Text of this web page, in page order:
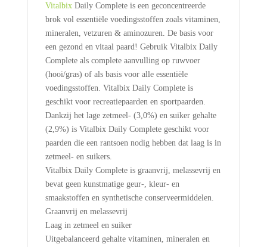
VitalbixDaily Complete is een geconcentreerde
brok vol essentiële voedingsstoffen zoals vitaminen,
mineralen, vetzuren & aminozuren. De basis voor
een gezond en vitaal paard! Gebruik Vitalbix Daily
Complete als complete aanvulling op ruwvoer
(hooi/gras) of als basis voor alle essentiële
voedingsstoffen. Vitalbix Daily Complete is
geschikt voor recreatiepaarden en sportpaarden.
Dankzij het lage zetmeel- (3,0%) en suiker gehalte
(2,9%) is Vitalbix Daily Complete geschikt voor
paarden die een rantsoen nodig hebben dat laag is in
zetmeel- en suikers.
Vitalbix Daily Complete is graanvrij, melassevrij en
bevat geen kunstmatige geur-, kleur- en
smaakstoffen en synthetische conserveermiddelen.
Graanvrij en melassevrij
Laag in zetmeel en suiker
Uitgebalanceerd gehalte vitaminen, mineralen en